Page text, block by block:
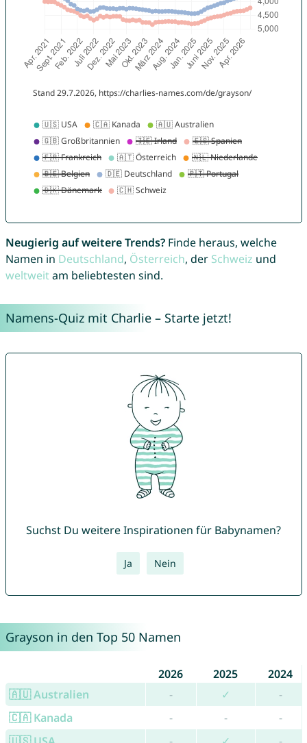
Neugierig auf weitere Trends?Finde heraus, welche
Namen in Deutschland, Österreich, der Schweiz und
weltweitam beliebtesten sind.
Namens-Quiz mit Charlie – Starte jetzt!
Suchst Du weitere Inspirationen für Babynamen?
Ja Nein
Grayson in den Top 50 Namen
2026 2025
2024
🇦🇺 Australien
- ✓
-
🇨🇦 Kanada
- -
-